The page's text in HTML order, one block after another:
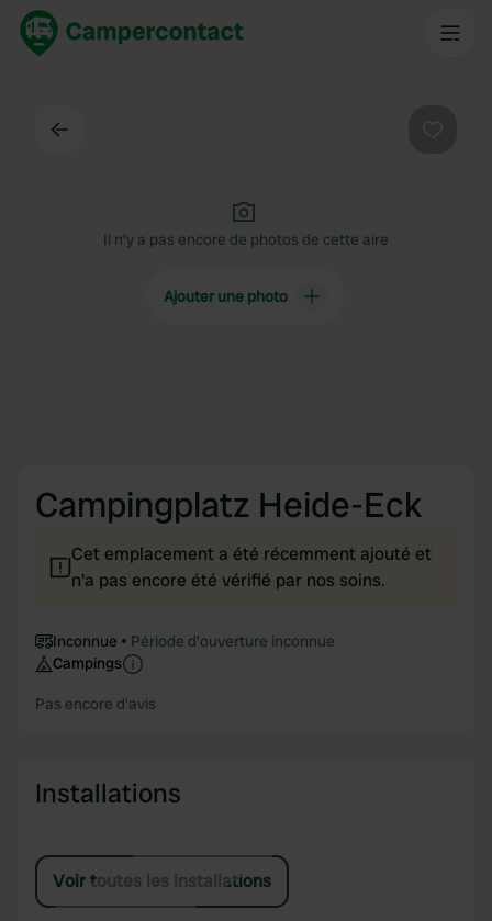
Il n'y a pas encore de photos de cette aire
Ajouter une photo
Campingplatz Heide-Eck
Cet emplacement a été récemment ajouté et
n'a pas encore été vérifié par nos soins.
Inconnue
Période d'ouverture inconnue
Campings
Pas encore d'avis
Installations
Voir toutes les installations